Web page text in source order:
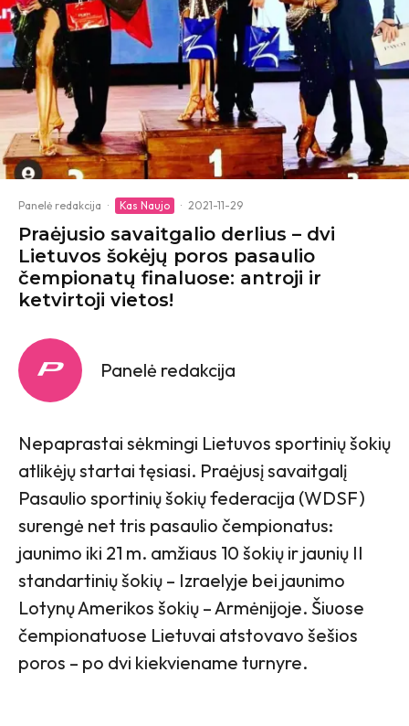
Panelė redakcija · Kas Naujo · 2021-11-29
Praėjusio savaitgalio derlius – dvi
Lietuvos šokėjų poros pasaulio
čempionatų finaluose: antroji ir
ketvirtoji vietos!
Panelė redakcija
Nepaprastai sėkmingi Lietuvos sportinių šokių
atlikėjų startai tęsiasi. Praėjusį savaitgalį
Pasaulio sportinių šokių federacija (WDSF)
surengė net tris pasaulio čempionatus:
jaunimo iki 21 m. amžiaus 10 šokių ir jaunių II
standartinių šokių – Izraelyje bei jaunimo
Lotynų Amerikos šokių – Armėnijoje. Šiuose
čempionatuose Lietuvai atstovavo šešios
poros – po dvi kiekviename turnyre.